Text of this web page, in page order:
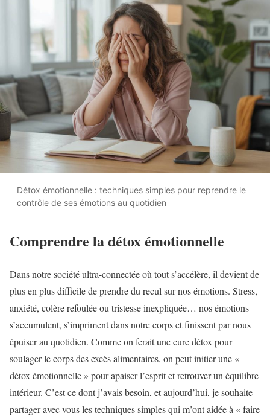
Détox émotionnelle : techniques simples pour reprendre le
contrôle de ses émotions au quotidien
Comprendre la détox émotionnelle
Dans notre société ultra-connectée où tout s’accélère, il devient de
plus en plus difficile de prendre du recul sur nos émotions. Stress,
anxiété, colère refoulée ou tristesse inexpliquée… nos émotions
s’accumulent, s’impriment dans notre corps et finissent par nous
épuiser au quotidien. Comme on ferait une cure détox pour
soulager le corps des excès alimentaires, on peut initier une «
détox émotionnelle » pour apaiser l’esprit et retrouver un équilibre
intérieur. C’est ce dont j’avais besoin, et aujourd’hui, je souhaite
partager avec vous les techniques simples qui m’ont aidée à « faire